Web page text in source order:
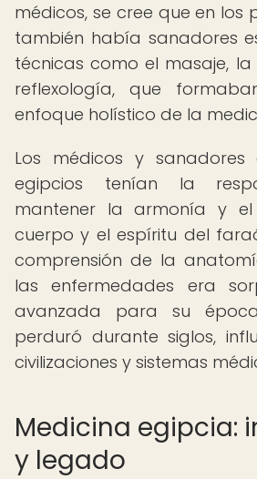
médicos, se cree que en los
también había sanadores
técnicas como el masaje,
reflexología, que
enfoque holístico de la
Los médicos y
egipcios tenían la
mantener la armonía y el
cuerpo y el espíritu del
comprensión de la
las enfermedades era
avanzada para su
perduró durante siglos,
civilizaciones y sistemas
Medicina egipcia:
y legado